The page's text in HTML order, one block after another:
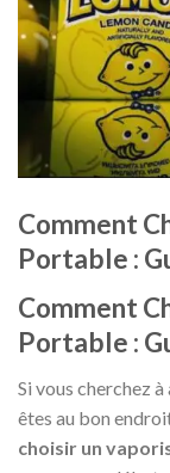
Comment
Portable :
Comment
Portable :
Si vous cherchez
êtes au bon
choisir un